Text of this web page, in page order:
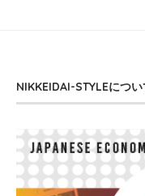
NIKKEIDAI-STYLEについ